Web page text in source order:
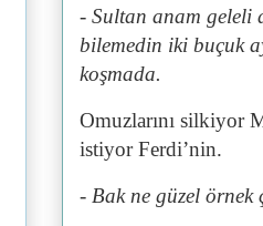
- Sultan anam geleli
bilemedin iki buçuk
koşmada.
Omuzlarını silkiyor
istiyor Ferdi’nin.
- Bak ne güzel örnek